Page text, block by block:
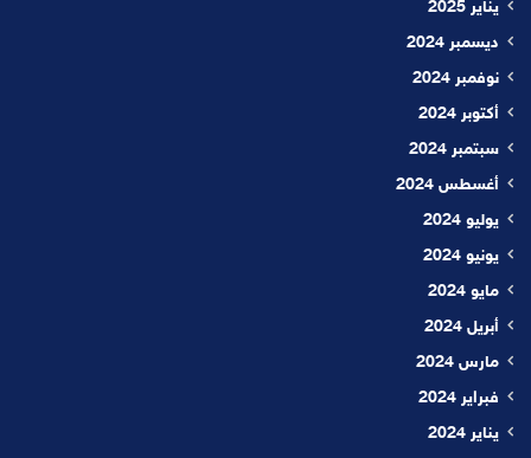
يناير 2025
ديسمبر 2024
نوفمبر 2024
أكتوبر 2024
سبتمبر 2024
أغسطس 2024
يوليو 2024
يونيو 2024
مايو 2024
أبريل 2024
مارس 2024
فبراير 2024
يناير 2024